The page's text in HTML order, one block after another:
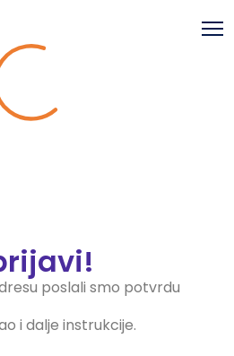
poslali smo potvrdu
i dalje instrukcije.